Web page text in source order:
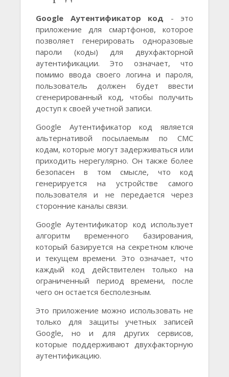
Google Аутентификатор код - это
приложение для смартфонов, которое
позволяет генерировать одноразовые
пароли (коды) для двухфакторной
аутентификации. Это означает, что
помимо ввода своего логина и пароля,
пользователь должен будет ввести
сгенерированный код, чтобы получить
доступ к своей учетной записи.
Google Аутентификатор код является
альтернативой посылаемым по СМС
кодам, которые могут задерживаться или
приходить нерегулярно. Он также более
безопасен в том смысле, что код
генерируется на устройстве самого
пользователя и не передается через
сторонние каналы связи.
Google Аутентификатор код использует
алгоритм временного базирования,
который базируется на секретном ключе
и текущем времени. Это означает, что
каждый код действителен только на
ограниченный период времени, после
чего он остается бесполезным.
Это приложение можно использовать не
только для защиты учетных записей
Google, но и для других сервисов,
которые поддерживают двухфакторную
аутентификацию.